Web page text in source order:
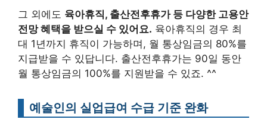
그 외에도 육아휴직, 출산전후휴가 등 다양한 고용안
전망 혜택을 받으실 수 있어요. 육아휴직의 경우 최
대 1년까지 휴직이 가능하며, 월 통상임금의 80%를
지급받을 수 있답니다. 출산전후휴가는 90일 동안
월 통상임금의 100%를 지원받을 수 있죠. ^^
예술인의 실업급여 수급 기준 완화